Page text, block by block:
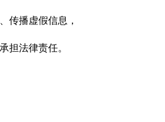
传播虚假信息，
担法律责任。